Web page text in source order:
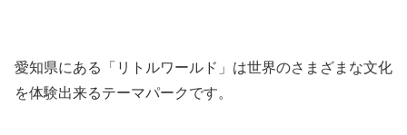
愛知県にある「リトルワールド」は世界のさまざまな文化
を体験出来るテーマパークです。